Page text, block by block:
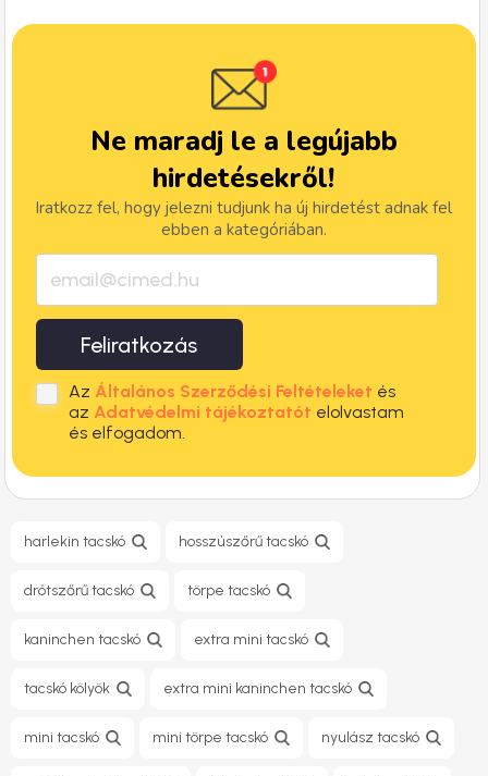
Ne maradj le a legújabb
hirdetésekről!
Iratkozz fel, hogy jelezni tudjunk ha új hirdetést adnak fel
ebben a kategóriában.
Feliratkozás
Az Általános Szerződési Feltételeket és
az Adatvédelmi tájékoztatót elolvastam
és elfogadom.
harlekin tacskó hosszúszőrű tacskó
drótszőrű tacskó törpe tacskó
kaninchen tacskó extra mini tacskó
tacskó kölyök extra mini kaninchen tacskó
mini tacskó mini törpe tacskó nyulász tacskó